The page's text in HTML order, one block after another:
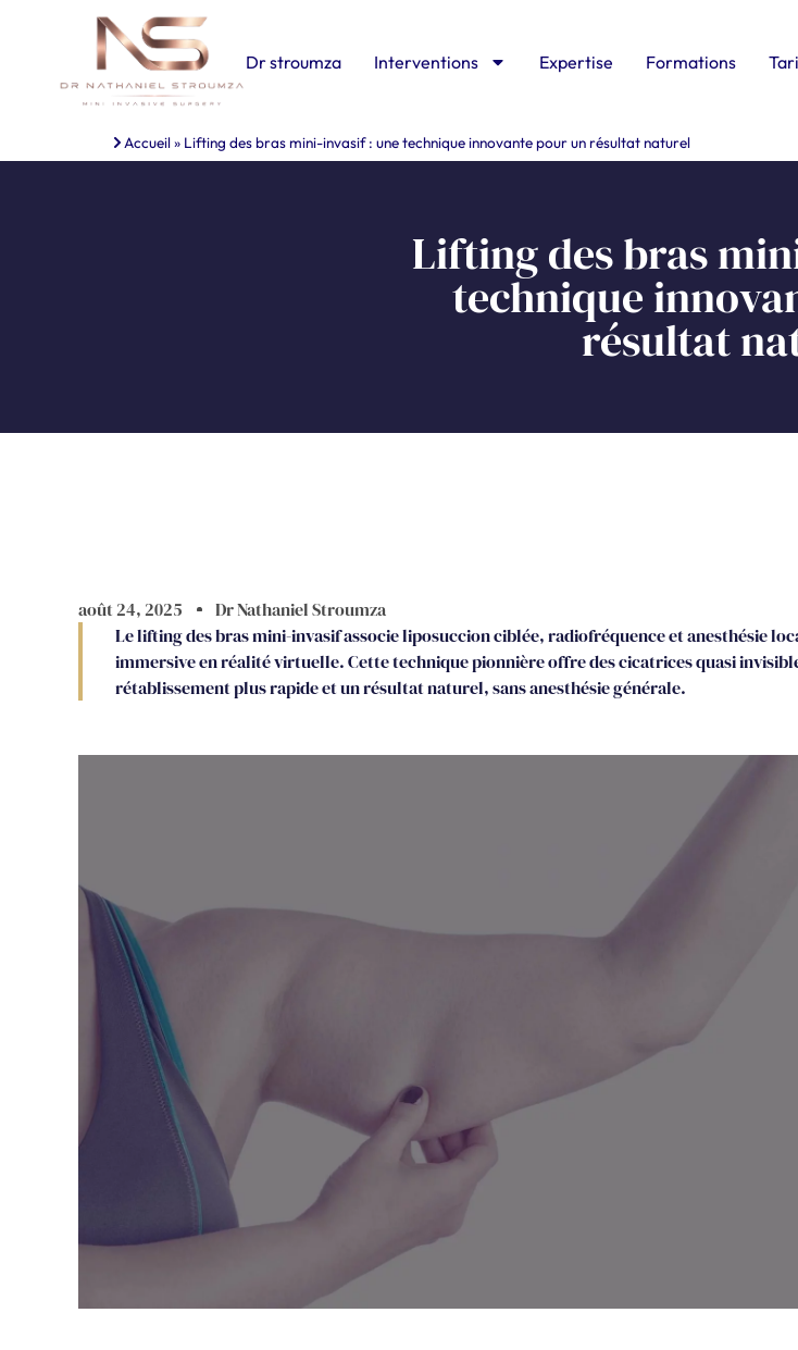
Dr stroumza Interventions Expertise Formations
Accueil» Lifting des bras mini-invasif : une technique innovante pour un résultat naturel
Lifting des bras
technique
résultat
août 24, 2025
Dr Nathaniel Stroumza
Le lifting des bras mini-invasif associe liposuccion ciblée, radiofréquence et anesthésie
immersive en réalité virtuelle. Cette technique pionnière offre des cicatrices quasi
rétablissement plus rapide et un résultat naturel, sans anesthésie générale.